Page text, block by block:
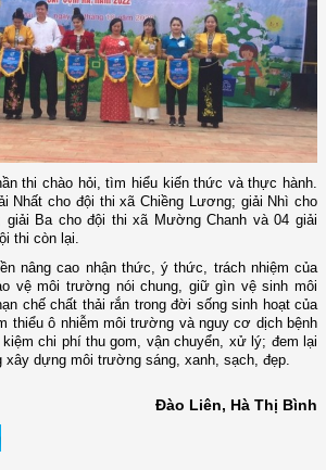
thi chào hỏi, tìm hiểu kiến thức và thực hành.
Nhất cho đội thi xã Chiềng Lương; giải Nhì cho
giải Ba cho đội thi xã Mường Chanh và 04 giải
thi còn lại.
nâng cao nhận thức, ý thức, trách nhiệm của
vệ môi trường nói chung, giữ gìn vệ sinh môi
chế chất thải rắn trong đời sống sinh hoạt của
thiểu ô nhiễm môi trường và nguy cơ dịch bệnh
chi phí thu gom, vận chuyển, xử lý; đem lại
xây dựng môi trường sáng, xanh, sạch, đẹp.
Đào Liên, Hà Thị Bình